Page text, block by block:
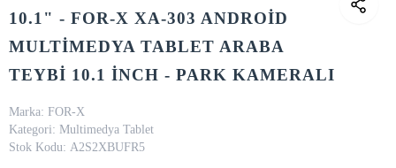
10.1" - FOR-X XA-303 ANDROİD
MULTİMEDYA TABLET ARABA
TEYBİ 10.1 İNCH - PARK KAMERALI
Marka: FOR-X
Kategori: Multimedya Tablet
Stok Kodu: A2S2XBUFR5